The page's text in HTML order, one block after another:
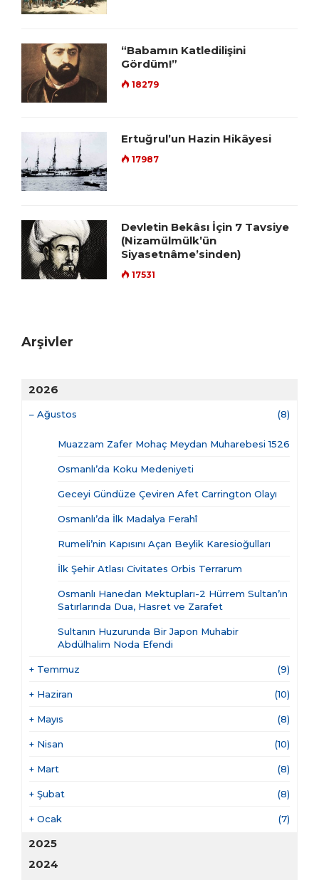
“Babamın Katledilişini
Gördüm!”
18279
Ertuğrul’un Hazin Hikâyesi
17987
Devletin Bekâsı İçin 7 Tavsiye
(Nizamülmülk’ün
Siyasetnâme’sinden)
17531
Arşivler
2026
– Ağustos (8)
Muazzam Zafer Mohaç Meydan Muharebesi 1526
Osmanlı’da Koku Medeniyeti
Geceyi Gündüze Çeviren Afet Carrington Olayı
Osmanlı’da İlk Madalya Ferahî
Rumeli’nin Kapısını Açan Beylik Karesioğulları
İlk Şehir Atlası Civitates Orbis Terrarum
Osmanlı Hanedan Mektupları-2 Hürrem Sultan’ın
Satırlarında Dua, Hasret ve Zarafet
Sultanın Huzurunda Bir Japon Muhabir
Abdülhalim Noda Efendi
+ Temmuz (9)
+ Haziran (10)
+ Mayıs (8)
+ Nisan (10)
+ Mart (8)
+ Şubat (8)
+ Ocak (7)
2025
2024